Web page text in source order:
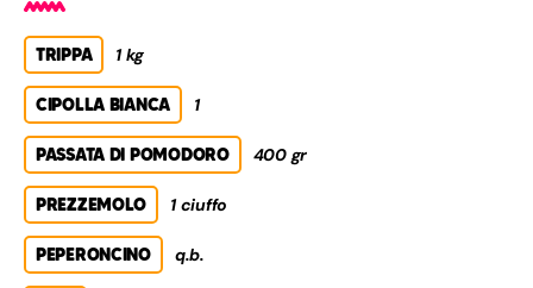
TRIPPA 1 kg
CIPOLLA BIANCA 1
PASSATA DI POMODORO 400 gr
PREZZEMOLO 1 ciuffo
PEPERONCINO q.b.